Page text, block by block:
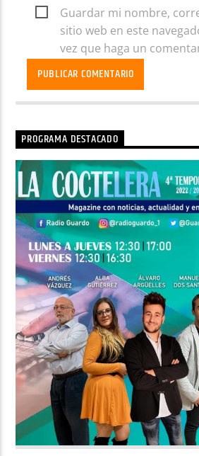
Guardar mi nombre,
sitio web en este
vez que haga un
PROGRAMA DESTACADO